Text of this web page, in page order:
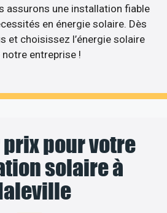
assurons une installation fiable
en énergie solaire. Dès
et choisissez l’énergie solaire
notre entreprise !
pour votre
solaire à